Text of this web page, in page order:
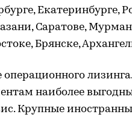
Екатеринбурге,
Саратове,
Брянске,
наиболее
Крупные